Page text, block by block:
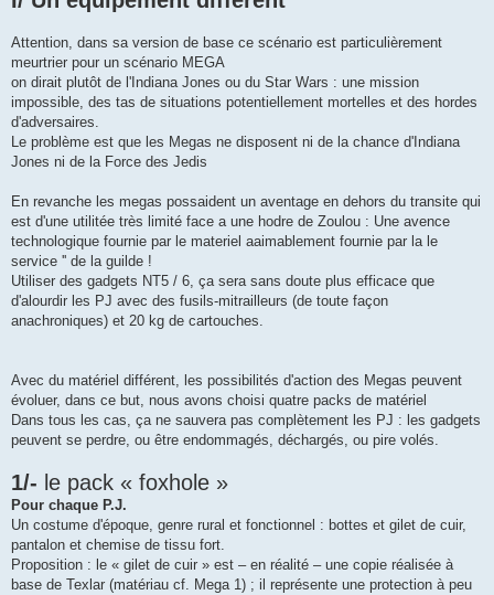
Attention, dans sa version de base ce scénario est particulièrement
meurtrier pour un scénario MEGA
on dirait plutôt de l'Indiana Jones ou du Star Wars : une mission
impossible, des tas de situations potentiellement mortelles et des hordes
d'adversaires.
Le problème est que les Megas ne disposent ni de la chance d'Indiana
Jones ni de la Force des Jedis
En revanche les megas possaident un aventage en dehors du transite qui
est d'une utilitée très limité face a une hodre de Zoulou : Une avence
technologique fournie par le materiel aaimablement fournie par la le
service '' de la guilde !
Utiliser des gadgets NT5 / 6, ça sera sans doute plus efficace que
d'alourdir les PJ avec des fusils-mitrailleurs (de toute façon
anachroniques) et 20 kg de cartouches.
Avec du matériel différent, les possibilités d'action des Megas peuvent
évoluer, dans ce but, nous avons choisi quatre packs de matériel
Dans tous les cas, ça ne sauvera pas complètement les PJ : les gadgets
peuvent se perdre, ou être endommagés, déchargés, ou pire volés.
1/- le pack « foxhole »
Pour chaque P.J.
Un costume d'époque, genre rural et fonctionnel : bottes et gilet de cuir,
pantalon et chemise de tissu fort.
Proposition : le « gilet de cuir » est – en réalité – une copie réalisée à
base de Texlar (matériau cf. Mega 1) ; il représente une protection à peu